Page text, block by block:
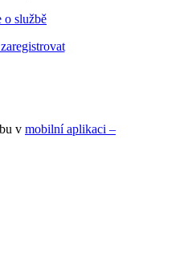
o službě
v mobilní aplikaci –